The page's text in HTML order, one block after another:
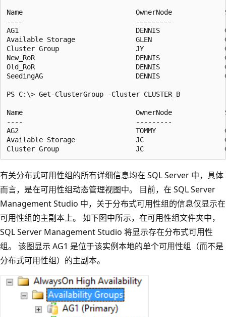
Name                            OwnerNode
----                            ---------
AG1                             DENNIS
Available Storage               GLEN
Cluster Group                   JY
New_RoR                         DENNIS
Old_RoR                         DENNIS
SeedingAG                       DENNIS
PS C:\> Get-ClusterGroup -Cluster CLUSTER_B
Name                            OwnerNode
----                            ---------
AG2                             TOMMY
Available Storage               JC
有关分布式可用性组的所有详细信息均在 SQL Server 中，具体
而言，是在可用性组动态管理视图中。 目前，在 SQL Server
Management Studio 中，关于分布式可用性组的信息仅显示在
可用性组的主副本上。 如下图中所示，在可用性组文件夹中，
SQL Server Management Studio 将显示存在分布式可用性
组。 该图显示 AG1 是位于该实例本地的单个可用性组（而不是
分布式可用性组）的主副本。